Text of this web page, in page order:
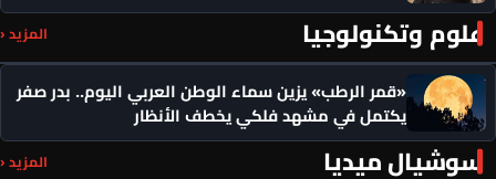
علوم وتكنولوجيا المزيد ‹
«قمر الرطب» يزين سماء الوطن العربي اليوم.. بدر صفر
يكتمل في مشهد فلكي يخطف الأنظار
سوشيال ميديا المزيد ‹